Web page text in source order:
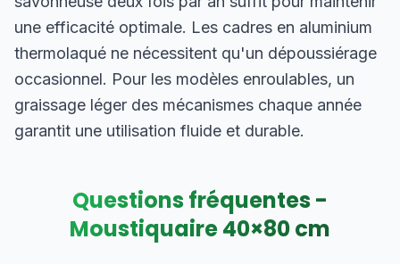
une efficacité optimale. Les cadres en aluminium
thermolaqué ne nécessitent qu'un dépoussiérage
occasionnel. Pour les modèles enroulables, un
graissage léger des mécanismes chaque année
garantit une utilisation fluide et durable.
Questions fréquentes -
Moustiquaire40×80cm